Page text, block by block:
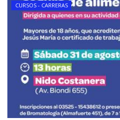
CURSOS - CARRERAS